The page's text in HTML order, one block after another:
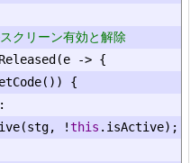
クリーン有効と解除
(e -> {
())
{
:
(stg, !this . isActive);